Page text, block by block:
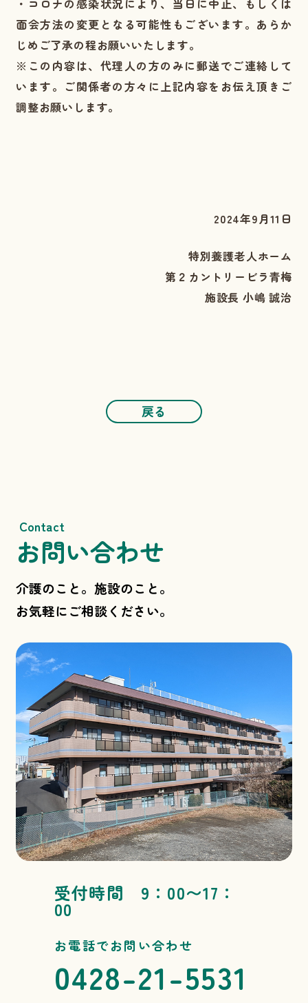
・コロナの感染状況により、当日に中止、もしくは
面会方法の変更となる可能性もございます。あらか
じめご了承の程お願いいたします。
※この内容は、代理人の方のみに郵送でご連絡して
います。ご関係者の方々に上記内容をお伝え頂きご
調整お願いします。
2024年9月11日
特別養護老人ホーム
第２カントリービラ青梅
施設長 小嶋 誠治
戻る
Contact
お問い合わせ
介護のこと。施設のこと。
お気軽にご相談ください。
受付時間 9：00〜17：
00
お電話でお問い合わせ
0428-21-5531